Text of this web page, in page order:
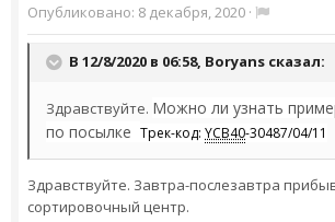
Опубликовано: 8 декабря, 2020 ·
В 12/8/2020 в 06:58, Boryans сказал:
Здравствуйте. Можно ли узнать
по посылке Трек-код: YCB40-30487/04/11
Здравствуйте. Завтра-послезавтра
сортировочный центр.